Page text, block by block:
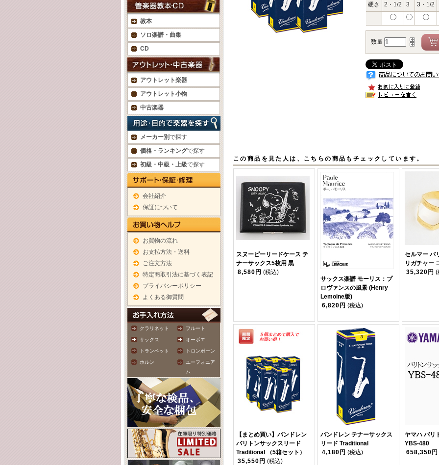
教本
ソロ楽譜・曲集
CD
アウトレット楽器
アウトレット小物
中古楽器
メーカー別で探す
価格・ランキングで探す
初級・中級・上級で探す
会社紹介
保証について
お買物の流れ
お支払方法・送料
ご注文方法
特定商取引法に基づく表記
プライバシーポリシー
よくある御質問
クラリネット フルート
サックス オーボエ
トランペット トロンボーン
ホルン
ユーフォニア
ム
硬さ 2・1/2 3 3・1/2
数量
この商品を見た人は、こちらの商品もチェックしています。
スヌーピーリードケース テ
ナーサックス5枚用 黒
8,580円 (税込)
サックス楽譜 モーリス：プ
ロヴァンスの風景 (Henry
Lemoine版)
6,820円 (税込)
セルマー バ
リガチャー
35,320円 (
【まとめ買い】バンドレン
バリトンサックスリード
Traditional （5箱セット）
35,550円 (税込)
バンドレン テナーサックス
リード Traditional
4,180円 (税込)
ヤマハ バリ
YBS-480
658,350円